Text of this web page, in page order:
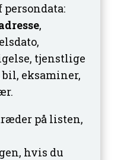
,
tjenstlige
eksaminer,
på listen,
hvis du